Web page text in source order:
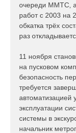
очереди ММТС, а
работ с 2003 на
обкатка трёх
раз
11 ноября
на пусковом
безопасность
требуется
автоматизацией
эксплуатации
системы в
начальник